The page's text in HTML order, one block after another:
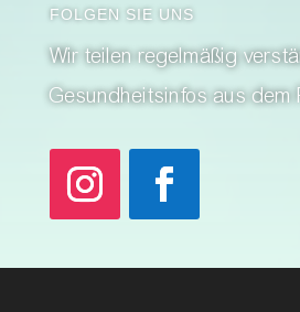
FOLGEN SIE UNS
Wir teilen regelmäßig
Gesundheitsinfos aus dem